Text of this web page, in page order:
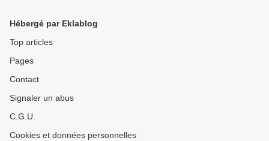
Hébergé par Eklablog
Top articles
Pages
Contact
Signaler un abus
C.G.U.
Cookies et données personnelles